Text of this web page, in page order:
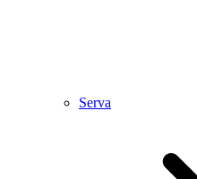
Serva